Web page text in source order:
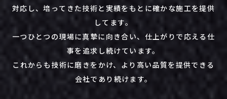
対応し、培ってきた技術と実績をもとに確かな施工を提供
してます。
一つひとつの現場に真摯に向き合い、仕上がりで応える仕
事を追求し続けています。
これからも技術に磨きをかけ、より高い品質を提供できる
会社であり続けます。